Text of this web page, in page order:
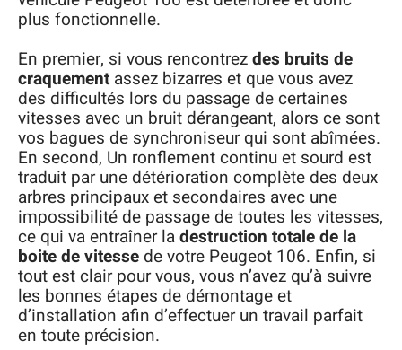
plus fonctionnelle.
En premier, si vous rencontrezdes bruits de
craquement assez bizarres et que vous avez
des difficultés lors du passage de certaines
vitesses avec un bruit dérangeant, alors ce sont
vos bagues de synchroniseur qui sont abîmées.
En second, Un ronflement continu et sourd est
traduit par une détérioration complète des deux
arbres principaux et secondaires avec une
impossibilité de passage de toutes les vitesses,
ce qui va entraîner ladestruction totale de la
boite de vitesse de votre Peugeot 106. Enfin, si
tout est clair pour vous, vous n’avez qu’à suivre
les bonnes étapes de démontage et
d’installation afin d’effectuer un travail parfait
en toute précision.